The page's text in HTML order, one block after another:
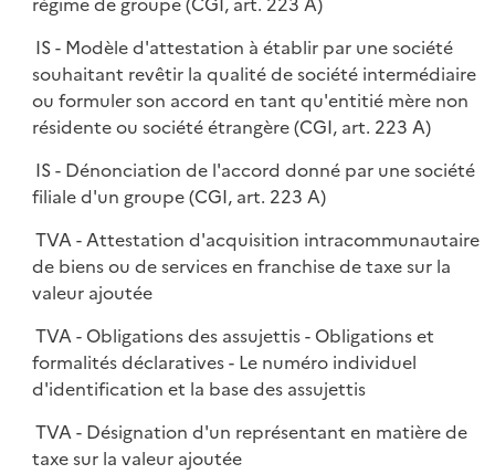
IS - Modèle d'attestation à établir par une société
souhaitant revêtir la qualité de société intermédiaire
ou formuler son accord en tant qu'entitié mère non
résidente ou société étrangère (CGI, art. 223 A)
IS - Dénonciation de l'accord donné par une société
filiale d'un groupe (CGI, art. 223 A)
TVA - Attestation d'acquisition intracommunautaire
de biens ou de services en franchise de taxe sur la
valeur ajoutée
TVA - Obligations des assujettis - Obligations et
formalités déclaratives - Le numéro individuel
d'identification et la base des assujettis
TVA - Désignation d'un représentant en matière de
taxe sur la valeur ajoutée